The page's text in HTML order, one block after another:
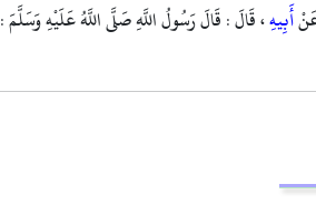
أَبِيهِ، قَالَ : قَالَ رَسُولُ اللَّهِ صَلَّى اللَّهُ عَلَيْهِ وَسَلَّمَ :